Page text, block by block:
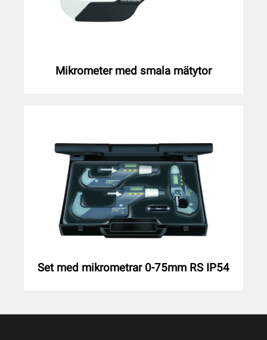
Mikrometer med smala mätytor
Set med mikrometrar 0-75mm RS IP54